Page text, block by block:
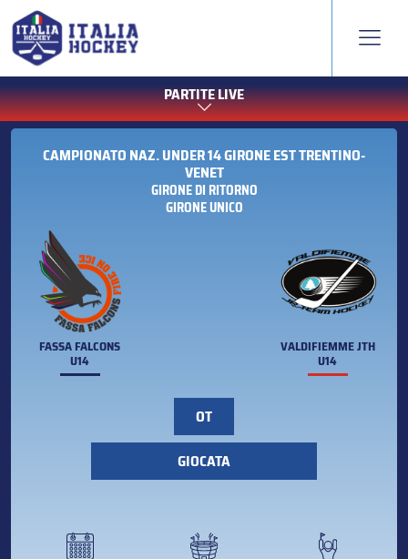
PARTITE LIVE
CAMPIONATO NAZ. UNDER 14 GIRONE EST TRENTINO-
VENET
GIRONE DI RITORNO
GIRONE UNICO
FASSA FALCONS
U14
VALDIFIEMME JTH
U14
OT
GIOCATA